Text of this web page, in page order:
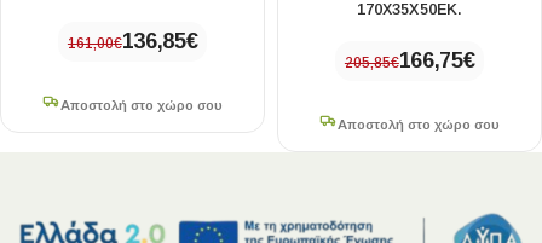
161,00€136,85€
Αποστολή στο χώρο σου
170X35X50ΕΚ.
205,85€166,75€
Αποστολή στο χώρο σου